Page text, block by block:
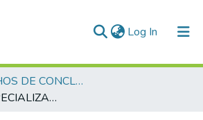
Log In (current)
TRABALHOS DE CONCLUSÃO DE CURSO - CEGESP (CURSO DE ESPECIALIZAÇÃO EM GERENCIAMENTO EM SEGURANÇA PÚBLICA)
CURSO DE ESPECIALIZAÇÃO EM GERENCIAMENTO EM SEGURANÇA PÚBLICA - CEGESP - 2013 - 2